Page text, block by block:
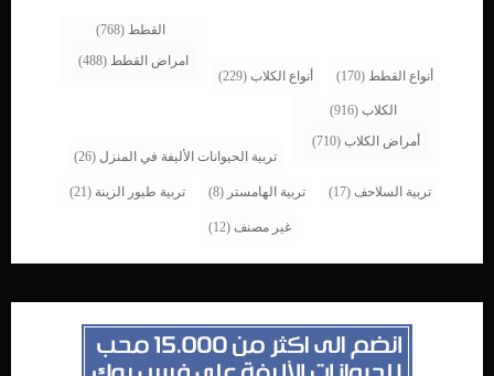
أنواع القطط (170) أنواع الكلاب (229)
القطط (768)
امراض القطط (488)
الكلاب (916)
أمراض الكلاب (710)
تربية الحيوانات الأليفة في المنزل (26)
تربية السلاحف (17) تربية الهامستر (8) تربية طيور الزينة (21)
غير مصنف (12)